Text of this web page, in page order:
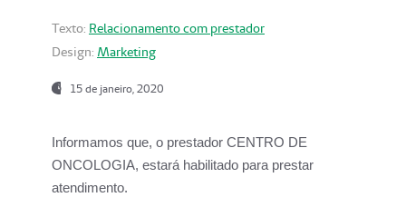
Texto: Relacionamento com prestador
Design: Marketing
15 de janeiro, 2020
Informamos que, o prestador CENTRO DE
ONCOLOGIA, estará habilitado para prestar
atendimento.